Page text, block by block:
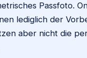
Passfoto.
lediglich der
aber nicht die